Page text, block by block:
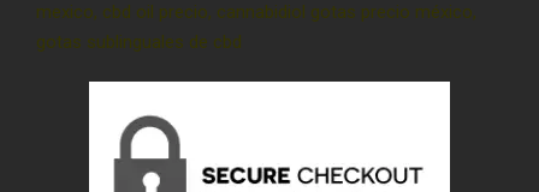
mexico, cbd oil precio, cannabidiol gotas precio méxico,
gotas sublinguales de cbd